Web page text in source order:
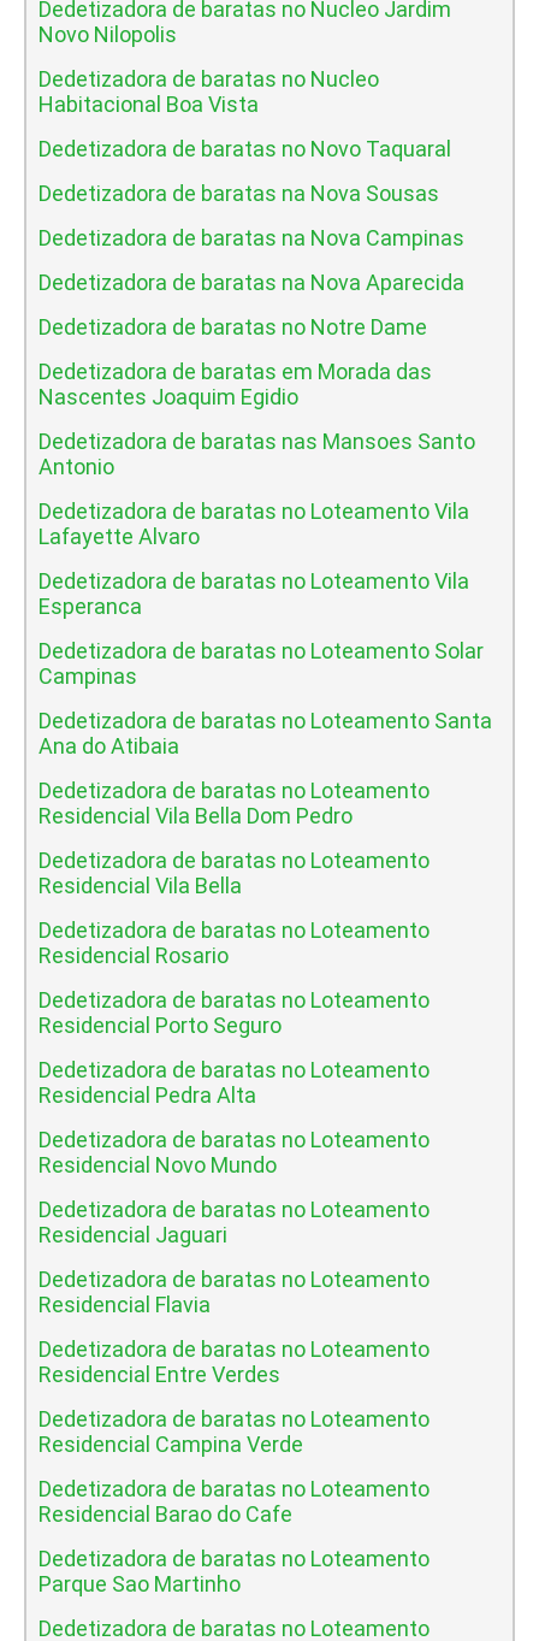
Dedetizadora de baratas no Nucleo Jardim
Novo Nilopolis
Dedetizadora de baratas no Nucleo
Habitacional Boa Vista
Dedetizadora de baratas no Novo Taquaral
Dedetizadora de baratas na Nova Sousas
Dedetizadora de baratas na Nova Campinas
Dedetizadora de baratas na Nova Aparecida
Dedetizadora de baratas no Notre Dame
Dedetizadora de baratas em Morada das
Nascentes Joaquim Egidio
Dedetizadora de baratas nas Mansoes Santo
Antonio
Dedetizadora de baratas no Loteamento Vila
Lafayette Alvaro
Dedetizadora de baratas no Loteamento Vila
Esperanca
Dedetizadora de baratas no Loteamento Solar
Campinas
Dedetizadora de baratas no Loteamento Santa
Ana do Atibaia
Dedetizadora de baratas no Loteamento
Residencial Vila Bella Dom Pedro
Dedetizadora de baratas no Loteamento
Residencial Vila Bella
Dedetizadora de baratas no Loteamento
Residencial Rosario
Dedetizadora de baratas no Loteamento
Residencial Porto Seguro
Dedetizadora de baratas no Loteamento
Residencial Pedra Alta
Dedetizadora de baratas no Loteamento
Residencial Novo Mundo
Dedetizadora de baratas no Loteamento
Residencial Jaguari
Dedetizadora de baratas no Loteamento
Residencial Flavia
Dedetizadora de baratas no Loteamento
Residencial Entre Verdes
Dedetizadora de baratas no Loteamento
Residencial Campina Verde
Dedetizadora de baratas no Loteamento
Residencial Barao do Cafe
Dedetizadora de baratas no Loteamento
Parque Sao Martinho
Dedetizadora de baratas no Loteamento